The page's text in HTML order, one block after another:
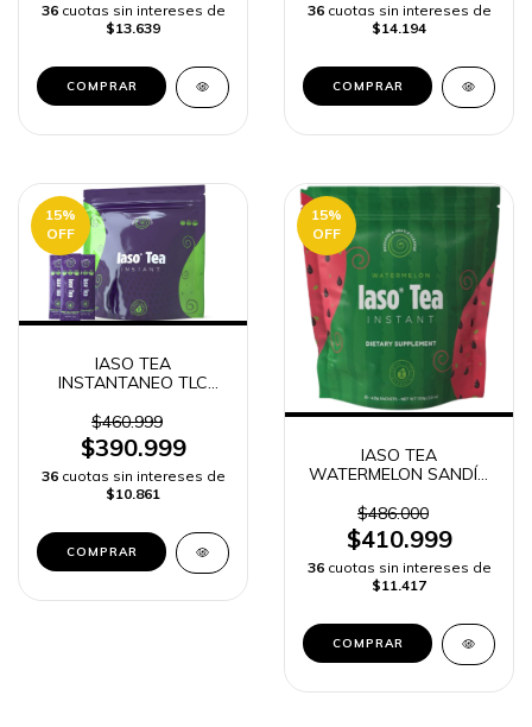
36 cuotas sin intereses de
$13.639
36 cuotas sin intereses de
$14.194
15%
OFF
IASO TEA
INSTANTANEO TLC
25 sobres
$460.999
$390.999
36 cuotas sin intereses de
$10.861
15%
OFF
IASO TEA
WATERMELON SANDÍA
LIFE CHANGES TLC 25
SOBRES
$486.000
$410.999
36 cuotas sin intereses de
$11.417